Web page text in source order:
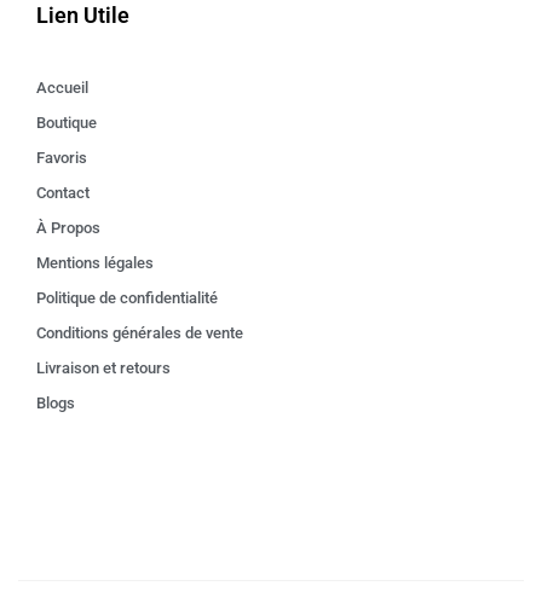
Lien Utile
Accueil
Boutique
Favoris
Contact
À Propos
Mentions légales
Politique de confidentialité
Conditions générales de vente
Livraison et retours
Blogs